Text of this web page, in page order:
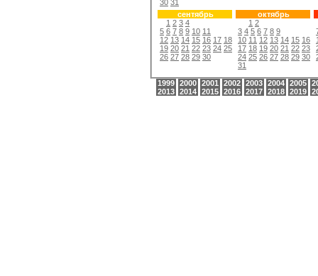
30 31
сентябрь
1 2 3 4
5 6 7 8 9 10 11
12 13 14 15 16 17 18
19 20 21 22 23 24 25
26 27 28 29 30
октябрь
1 2
3 4 5 6 7 8 9
10 11 12 13 14 15 16
17 18 19 20 21 22 23
24 25 26 27 28 29 30
31
1999 2000 2001 2002 2003 2004 2005
2013 2014 2015 2016 2017 2018 2019